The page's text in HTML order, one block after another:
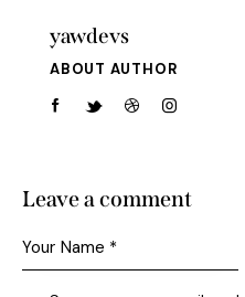
yawdevs
ABOUT AUTHOR
Leave a comment